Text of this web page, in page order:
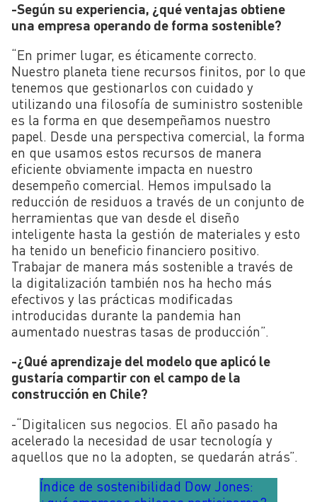
-Según su experiencia, ¿qué ventajas obtiene
una empresa operando de forma sostenible?
“En primer lugar, es éticamente correcto.
Nuestro planeta tiene recursos finitos, por lo que
tenemos que gestionarlos con cuidado y
utilizando una filosofía de suministro sostenible
es la forma en que desempeñamos nuestro
papel. Desde una perspectiva comercial, la forma
en que usamos estos recursos de manera
eficiente obviamente impacta en nuestro
desempeño comercial. Hemos impulsado la
reducción de residuos a través de un conjunto de
herramientas que van desde el diseño
inteligente hasta la gestión de materiales y esto
ha tenido un beneficio financiero positivo.
Trabajar de manera más sostenible a través de
la digitalización también nos ha hecho más
efectivos y las prácticas modificadas
introducidas durante la pandemia han
aumentado nuestras tasas de producción”.
-¿Qué aprendizaje del modelo que aplicó le
gustaría compartir con el campo de la
construcción en Chile?
-“Digitalicen sus negocios. El año pasado ha
acelerado la necesidad de usar tecnología y
aquellos que no la adopten, se quedarán atrás”.
Índice de sostenibilidad Dow Jones: